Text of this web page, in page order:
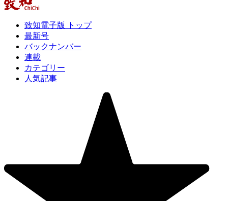
致知電子版 トップ
最新号
バックナンバー
連載
カテゴリー
人気記事